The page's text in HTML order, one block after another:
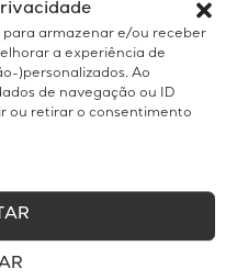
para armazenar e/ou receber
a experiência de
)personalizados. Ao
de navegação ou ID
ou retirar o consentimento
Belight, e disponibiliza
na clínica como